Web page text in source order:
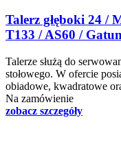
Talerz głęboki 24 /
T133 / AS60 /
Talerze służą do
stołowego. W ofercie
obiadowe, kwadratowe
Na zamówienie
zobacz szczegóły